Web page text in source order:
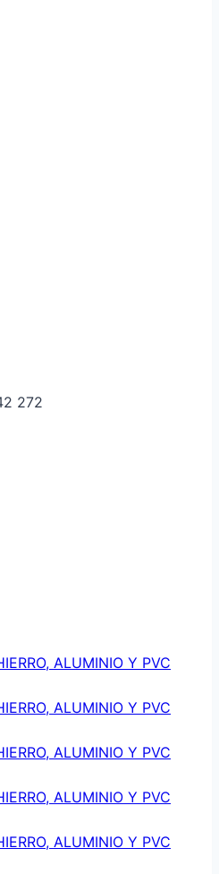
272